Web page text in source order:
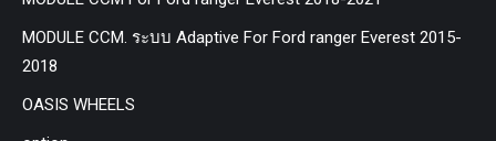
MODULE CCM. ระบบ Adaptive For Ford ranger Everest 2015-
2018
OASIS WHEELS